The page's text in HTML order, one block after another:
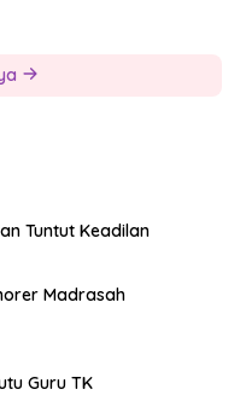
Tuntut Keadilan
Madrasah
Guru TK